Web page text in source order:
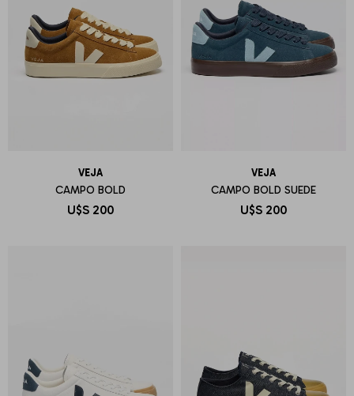
VEJA
CAMPO BOLD
U$S 200
VEJA
CAMPO BOLD SUEDE
U$S 200